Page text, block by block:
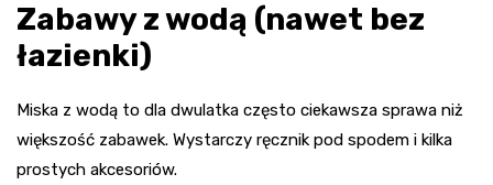
Zabawy z wodą (nawet bez
łazienki)
Miska z wodą to dla dwulatka często ciekawsza sprawa niż
większość zabawek. Wystarczy ręcznik pod spodem i kilka
prostych akcesoriów.